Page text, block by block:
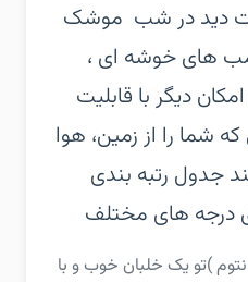
دید در شب ‏ موشک
های خوشه ای ،
دیگر با قابلیت
شما را از زمین، هوا
جدول رتبه بندی
درجه های مختلف
)‏تو یک خلبان خوب و با